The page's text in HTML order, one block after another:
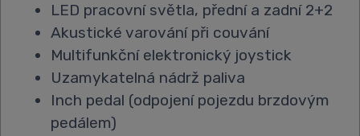
LED pracovní světla, přední a zadní 2+2
Akustické varování při couvání
Multifunkční elektronický joystick
Uzamykatelná nádrž paliva
Inch pedal (odpojení pojezdu brzdovým
pedálem)